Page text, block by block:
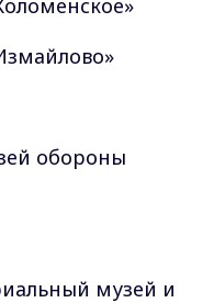
обороны
музей и